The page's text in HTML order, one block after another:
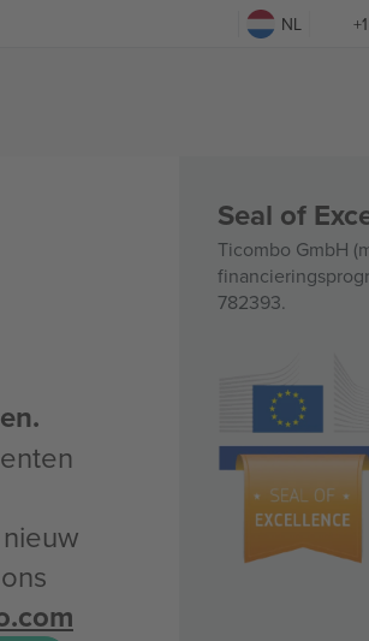
NL +1
Seal of
Ticombo GmbH
782393.